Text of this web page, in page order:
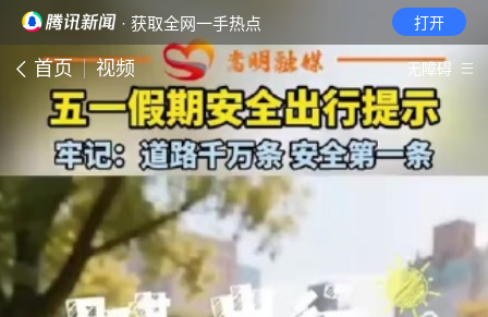
· 获取全网一手热点 打开
首页 视频 无障碍